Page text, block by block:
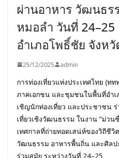
ผ่านอาหาร วัฒนธร
หมอลำ วันที่
อำเภอโพธิ์ชัย จังหวั
25/12/2025 admin
การท่องเที่ยวแห่งประเทศไทย (ท
ภาคเอกชน และชุมชนในพื้นที่อำเ
เชิญนักท่องเที่ยว และประชาชน
เที่ยวเชิงวัฒนธรรม ในงาน “ม่ว
เทศกาลที่ถ่ายทอดเสน่ห์ของวิถีชี
วัฒนธรรม อาหารพื้นถิ่น และศิล
ร่วมสมัย ระหว่างวันที่ 24–25